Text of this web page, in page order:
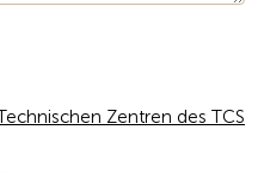
Zentren des TCS